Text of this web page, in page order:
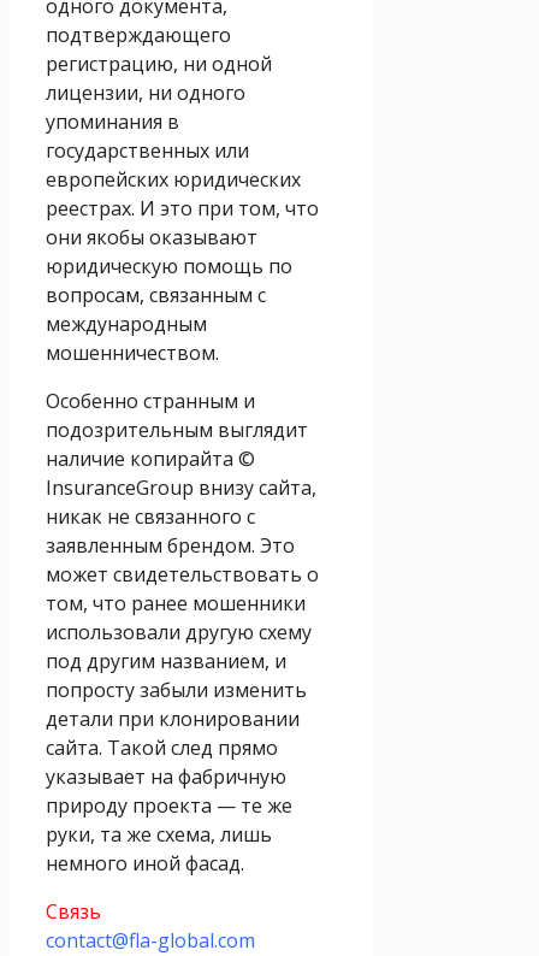
одного документа,
подтверждающего
регистрацию, ни одной
лицензии, ни одного
упоминания в
государственных или
европейских юридических
реестрах. И это при том, что
они якобы оказывают
юридическую помощь по
вопросам, связанным с
международным
мошенничеством.
Особенно странным и
подозрительным выглядит
наличие копирайта ©
InsuranceGroup внизу сайта,
никак не связанного с
заявленным брендом. Это
может свидетельствовать о
том, что ранее мошенники
использовали другую схему
под другим названием, и
попросту забыли изменить
детали при клонировании
сайта. Такой след прямо
указывает на фабричную
природу проекта — те же
руки, та же схема, лишь
немного иной фасад.
Связь
contact@fla-global.com